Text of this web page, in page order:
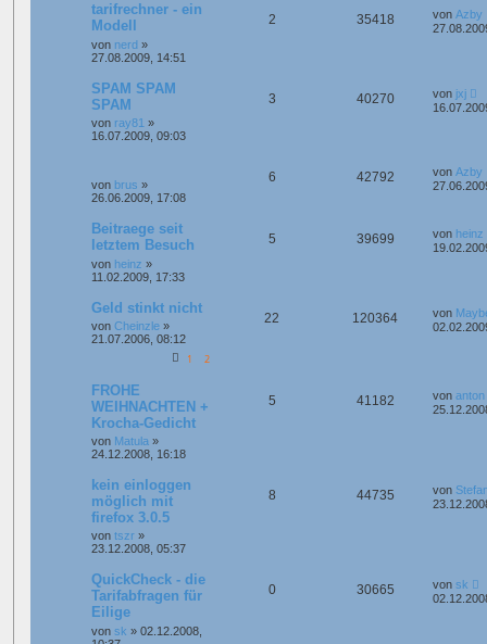
tarifrechner - ein
Modell
von nerd »
27.08.2009, 14:51
2 35418 von Azby
SPAM SPAM
SPAM
von ray81 »
16.07.2009, 09:03
3 40270 von jxj
von brus »
26.06.2009, 17:08
6 42792 von Azby
Beitraege seit
letztem Besuch
von heinz »
11.02.2009, 17:33
5 39699 von heinz
Geld stinkt nicht
von Cheinzle »
21.07.2006, 08:12
1 2
22 120364 von
FROHE
WEIHNACHTEN +
Krocha-Gedicht
von Matula »
24.12.2008, 16:18
5 41182 von anton
kein einloggen
möglich mit
firefox 3.0.5
von tszr »
23.12.2008, 05:37
8 44735 von
QuickCheck - die
Tarifabfragen für
Eilige
von sk » 02.12.2008,
0 30665 von sk